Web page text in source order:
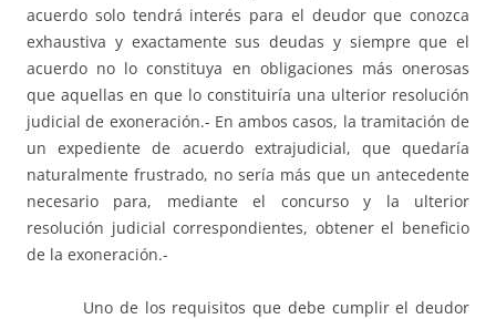
acuerdo solo tendrá interés para el deudor que conozca
exhaustiva y exactamente sus deudas y siempre que el
acuerdo no lo constituya en obligaciones más onerosas
que aquellas en que lo constituiría una ulterior resolución
judicial de exoneración.- En ambos casos, la tramitación de
un expediente de acuerdo extrajudicial, que quedaría
naturalmente frustrado, no sería más que un antecedente
necesario para, mediante el concurso y la ulterior
resolución judicial correspondientes, obtener el beneficio
de la exoneración.-
Uno de los requisitos que debe cumplir el deudor